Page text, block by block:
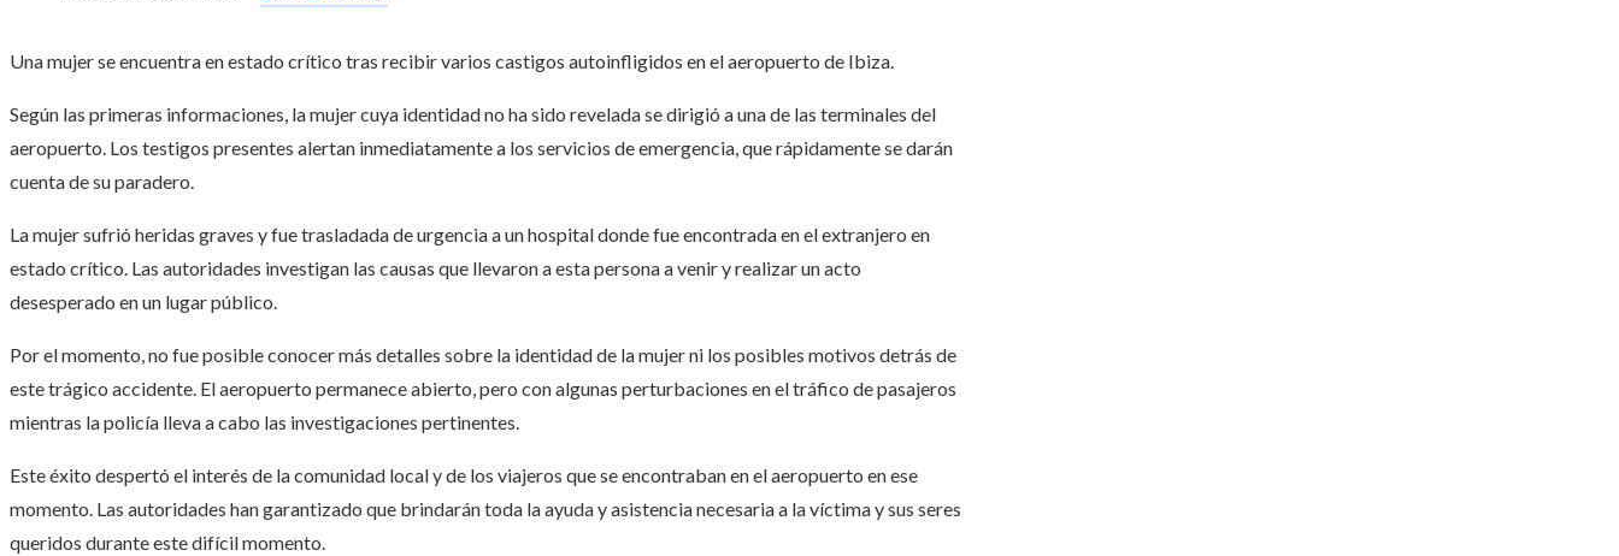
Una mujer se encuentra en estado crítico tras recibir varios castigos autoinfligidos en el aeropuerto de Ibiza.
Según las primeras informaciones, la mujer cuya identidad no ha sido revelada se dirigió a una de las terminales del
aeropuerto. Los testigos presentes alertan inmediatamente a los servicios de emergencia, que rápidamente se darán
cuenta de su paradero.
La mujer sufrió heridas graves y fue trasladada de urgencia a un hospital donde fue encontrada en el extranjero en
estado crítico. Las autoridades investigan las causas que llevaron a esta persona a venir y realizar un acto
desesperado en un lugar público.
Por el momento, no fue posible conocer más detalles sobre la identidad de la mujer ni los posibles motivos detrás de
este trágico accidente. El aeropuerto permanece abierto, pero con algunas perturbaciones en el tráfico de pasajeros
mientras la policía lleva a cabo las investigaciones pertinentes.
Este éxito despertó el interés de la comunidad local y de los viajeros que se encontraban en el aeropuerto en ese
momento. Las autoridades han garantizado que brindarán toda la ayuda y asistencia necesaria a la víctima y sus seres
queridos durante este difícil momento.